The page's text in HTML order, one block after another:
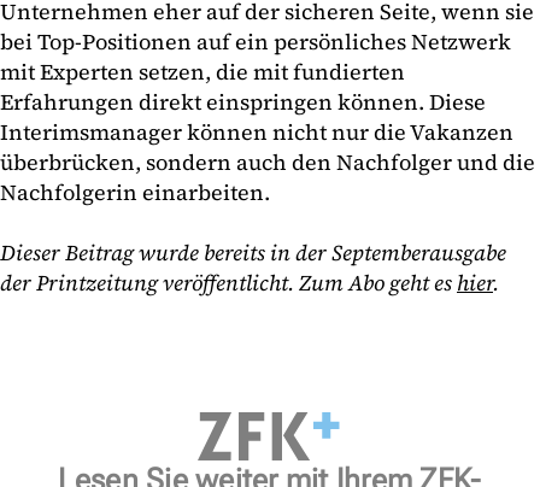
Unternehmen eher auf der sicheren Seite, wenn sie
bei Top-Positionen auf ein persönliches Netzwerk
mit Experten setzen, die mit fundierten
Erfahrungen direkt einspringen können. Diese
Interimsmanager können nicht nur die Vakanzen
überbrücken, sondern auch den Nachfolger und die
Nachfolgerin einarbeiten.
Dieser Beitrag wurde bereits in der Septemberausgabe
der Printzeitung veröffentlicht. Zum Abo geht es hier.